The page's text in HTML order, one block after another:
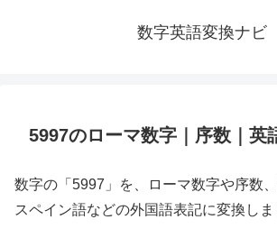
数字英語変換ナビ
5997のローマ数字｜序数｜英
数字の「5997」を、ローマ数字や序数
スペイン語などの外国語表記に変換しま